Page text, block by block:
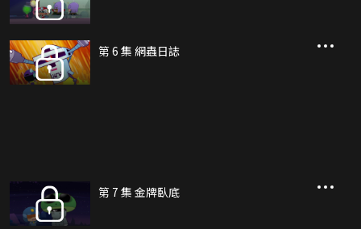
第 6 集 網蟲日誌
第 7 集 金牌臥底